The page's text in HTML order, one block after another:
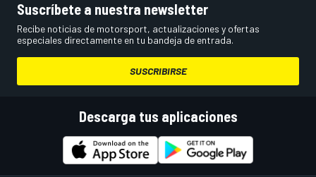
Suscríbete a nuestra newsletter
Recibe noticias de motorsport, actualizaciones y ofertas
especiales directamente en tu bandeja de entrada.
SUSCRIBIRSE
Descarga tus aplicaciones